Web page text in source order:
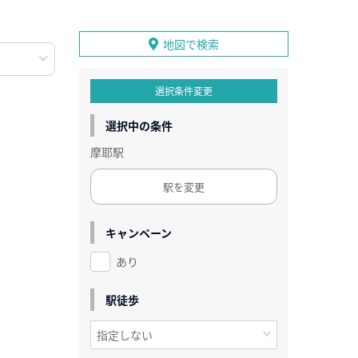
地図で検索
選択条件変更
選択中の条件
摩耶駅
駅を変更
キャンペーン
あり
駅徒歩